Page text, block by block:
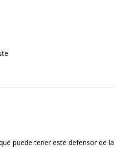
puede tener este defensor de la